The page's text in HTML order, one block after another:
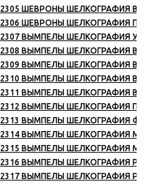
2305 ШЕВРОНЫ ШЕЛКОГРАФИЯ ВВ (7)
2306 ШЕВРОНЫ ШЕЛКОГРАФИЯ ПС (3)
2307 ВЫМПЕЛЫ ШЕЛКОГРАФИЯ УБД (2)
2308 ВЫМПЕЛЫ ШЕЛКОГРАФИЯ ВС (67)
2309 ВЫМПЕЛЫ ШЕЛКОГРАФИЯ ВДВ
2310 ВЫМПЕЛЫ ШЕЛКОГРАФИЯ ВМФ
2311 ВЫМПЕЛЫ ШЕЛКОГРАФИЯ ВВ (3)
2312 ВЫМПЕЛЫ ШЕЛКОГРАФИЯ ПС (14)
2313 ВЫМПЕЛЫ ШЕЛКОГРАФИЯ ФСБ И
2314 ВЫМПЕЛЫ ШЕЛКОГРАФИЯ МВД (8)
2315 ВЫМПЕЛЫ ШЕЛКОГРАФИЯ МЧС (5)
2316 ВЫМПЕЛЫ ШЕЛКОГРАФИЯ
2317 ВЫМПЕЛЫ ШЕЛКОГРАФИЯ РОССИЯ